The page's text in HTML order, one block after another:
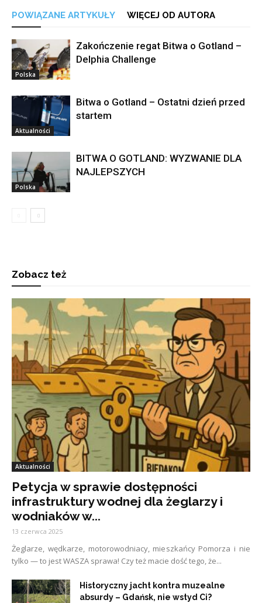
POWIĄZANE ARTYKUŁY WIĘCEJ OD AUTORA
Polska
Zakończenie regat Bitwa o Gotland –
Delphia Challenge
Aktualności
Bitwa o Gotland – Ostatni dzień przed
startem
Polska
BITWA O GOTLAND: WYZWANIE DLA
NAJLEPSZYCH
Zobacz też
Aktualności
Petycja w sprawie dostępności
infrastruktury wodnej dla żeglarzy i
wodniaków w...
13 czerwca 2025
Żeglarze, wędkarze, motorowodniacy, mieszkańcy Pomorza i nie
tylko — to jest WASZA sprawa! Czy też macie dość tego, że...
Historyczny jacht kontra muzealne
absurdy – Gdańsk, nie wstyd Ci?